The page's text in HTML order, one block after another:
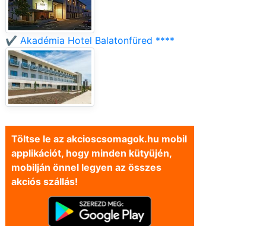
✔️ Akadémia Hotel Balatonfüred ****
Töltse le az akcioscsomagok.hu mobil
applikációt, hogy minden kütyüjén,
mobilján önnel legyen az összes
akciós szállás!